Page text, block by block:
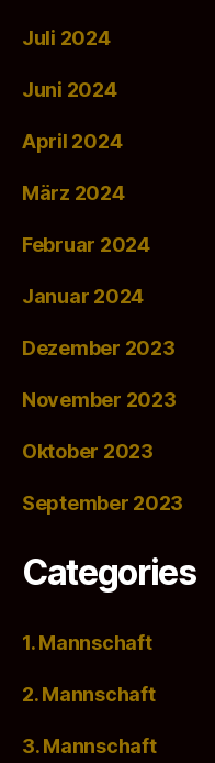
Juli 2024
Juni 2024
April 2024
März 2024
Februar 2024
Januar 2024
Dezember 2023
November 2023
Oktober 2023
September 2023
Categories
1. Mannschaft
2. Mannschaft
3. Mannschaft